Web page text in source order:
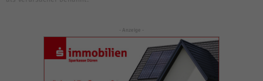
- Anzeige -